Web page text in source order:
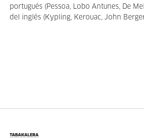
portugués (Pessoa, Lobo Antunes, De
del inglés (Kypling, Kerouac, John